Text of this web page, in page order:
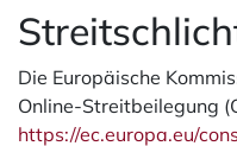
Die Europäische
Online-Streitbeilegung
https://ec.europa.eu/